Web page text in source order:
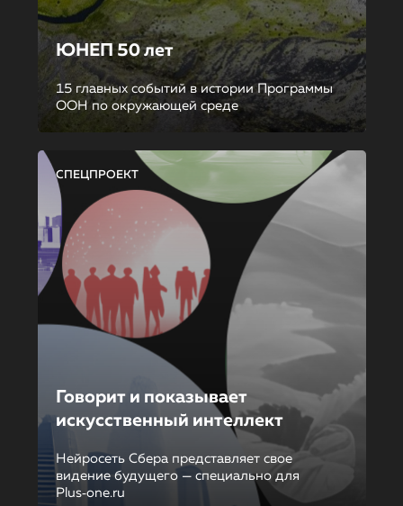
ЮНЕП 50 лет
15 главных событий в истории Программы
ООН по окружающей среде
СПЕЦПРОЕКТ
Говорит и показывает
искусственный интеллект
Нейросеть Сбера представляет свое
видение будущего — специально для
Plus‑one.ru